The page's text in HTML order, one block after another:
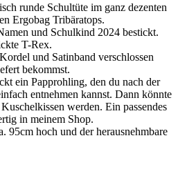
runde Schultüte im ganz dezenten
Ergobag Tribäratops.
und Schulkind 2024 bestickt.
T-Rex.
und Satinband verschlossen
bekommst.
ein Papprohling, den du nach der
entnehmen kannst. Dann könnte
werden. Ein passendes
in meinem Shop.
95cm hoch und der herausnehmbare